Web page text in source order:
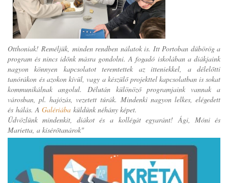
Otthoniak! Reméljük, minden rendben nálatok is. Itt Portoban dübörög a
program és nincs időnk másra gondolni. A fogadó iskolában a diákjaink
nagyon könnyen kapcsolatot teremtettek az itteniekkel, a délelőtti
tanórákon és azokon kívül, vagy a készülő projekttel kapcsolatban is sokat
kommunikálnak angolul. Délután különöző programjaink vannak a
városban, pl. hajózás, vezetett túrák. Mindenki nagyon lelkes, elégedett
és hálás. A Galériába küldünk néhány képet.
Üdvözlünk mindenkit, diákot és a kollégát egyaránt! Ági, Móni és
Marietta, a kísérőtanárok"